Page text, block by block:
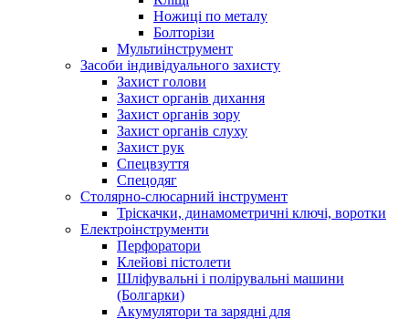
Ножиці по металу
Болторізи
Мультиінструмент
Засоби індивідуального захисту
Захист голови
Захист органів дихання
Захист органів зору
Захист органів слуху
Захист рук
Спецвзуття
Спецодяг
Столярно-слюсарний інструмент
Тріскачки, динамометричні ключі, воротки
Електроінструменти
Перфоратори
Клейові пістолети
Шліфувальні і полірувальні машини
(Болгарки)
Акумулятори та зарядні для